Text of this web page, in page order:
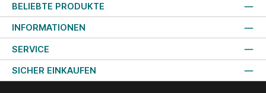
BELIEBTE PRODUKTE
INFORMATIONEN
SERVICE
SICHER EINKAUFEN